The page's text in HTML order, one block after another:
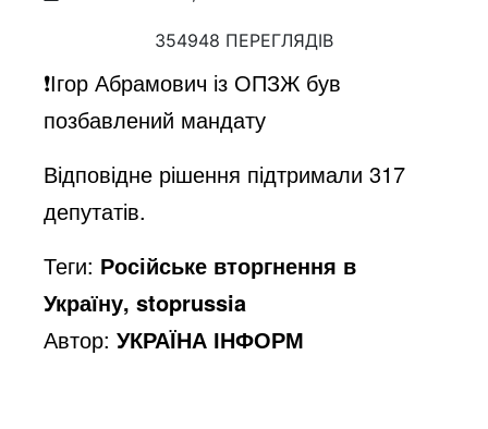
354948 ПЕРЕГЛЯДІВ
❗️Ігор Абрамович із ОПЗЖ був
позбавлений мандату
Відповідне рішення підтримали 317
депутатів.
Теги: Російське вторгнення в
Україну, stoprussia
Автор:УКРАЇНА ІНФОРМ